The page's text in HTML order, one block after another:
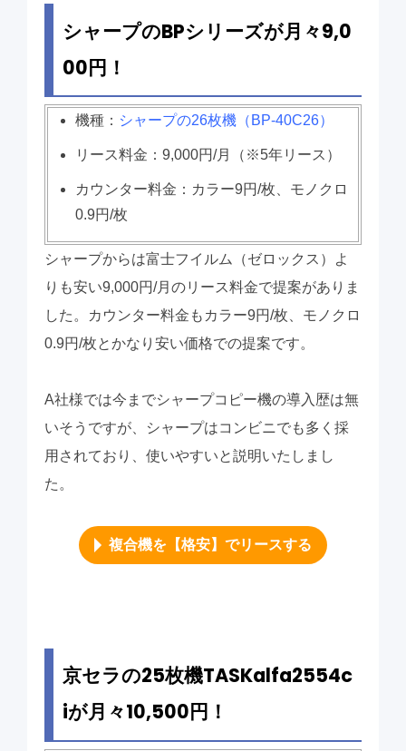
シャープのBPシリーズが月々9,0
00円！
機種： シャープの26枚機（BP-40C26）
リース料金：9,000円/月（※5年リース）
カウンター料金：カラー9円/枚、モノクロ
0.9円/枚
シャープからは富士フイルム（ゼロックス）よ
りも安い9,000円/月のリース料金で提案がありま
した。カウンター料金もカラー9円/枚、モノクロ
0.9円/枚とかなり安い価格での提案です。
A社様では今までシャープコピー機の導入歴は無
いそうですが、シャープはコンビニでも多く採
用されており、使いやすいと説明いたしまし
た。
複合機を【格安】でリースする
京セラの25枚機TASKalfa2554c
iが月々10,500円！